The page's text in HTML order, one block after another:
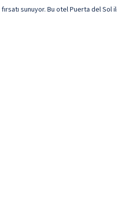
sunuyor. Bu otel Puerta del Sol